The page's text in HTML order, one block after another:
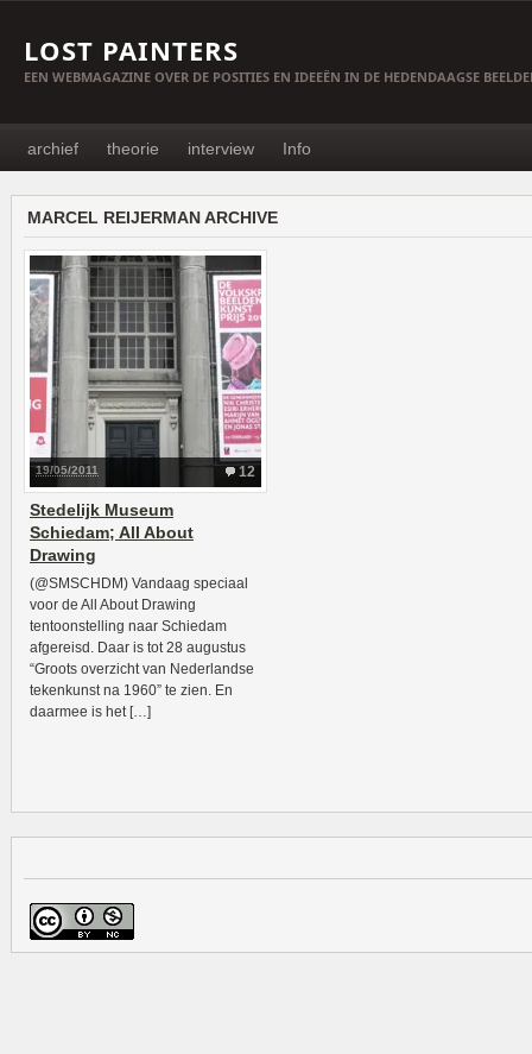
LOST PAINTERS
EEN WEBMAGAZINE OVER DE POSITIES EN IDEEËN IN DE HEDENDAAGSE
archief theorie interview Info
MARCEL REIJERMAN ARCHIVE
12
19/05/2011
Stedelijk Museum
Schiedam; All About
Drawing
(@SMSCHDM) Vandaag speciaal
voor de All About Drawing
tentoonstelling naar Schiedam
afgereisd. Daar is tot 28 augustus
“Groots overzicht van Nederlandse
tekenkunst na 1960” te zien. En
daarmee is het […]